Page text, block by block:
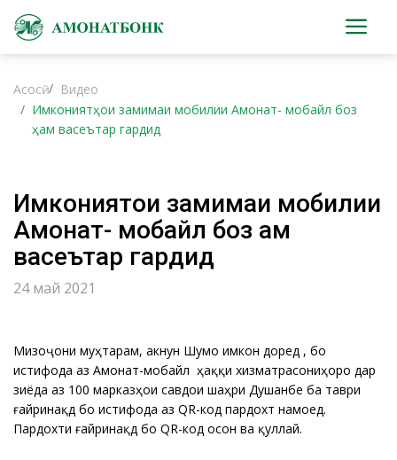
Асосӣ
Видео
Имкониятҳои замимаи мобилии Амонат- мобайл боз
ҳам васеътар гардид
Имкониятҳои замимаи мобилии
Амонат- мобайл боз ҳам
васеътар гардид
24 май 2021
Мизоҷони муҳтарам, акнун Шумо имкон доред , бо
истифода аз Амонат-мобайл ҳаққи хизматрасониҳоро дар
зиёда аз 100 марказҳои савдои шаҳри Душанбе ба таври
ғайринақдӣ бо истифода аз QR-код пардохт намоед.
Пардохти ғайринақдӣ бо QR-код осон ва қуллай.